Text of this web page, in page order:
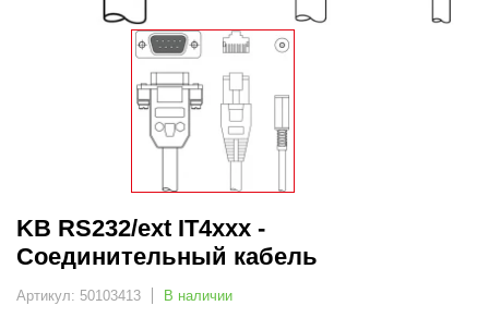
KB RS232/ext IT4xxx -
Соединительный кабель
Артикул: 50103413 В наличии